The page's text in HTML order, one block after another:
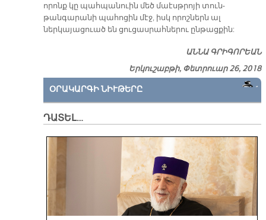
որոնք կը պահպանուին մեծ մաէսթրոյի տուն-
թանգարանի պահոցին մէջ, իսկ որոշներն ալ
ներկայացուած են ցուցասրահներու ընթացքին:
ԱՆՆԱ ԳՐԻԳՈՐԵԱՆ
Երկուշաբթի, Փետրուար 26, 2018
ՕՐԱԿԱՐԳԻ ՆԻՒԹԵՐԸ
ԴԱՏԵԼ…